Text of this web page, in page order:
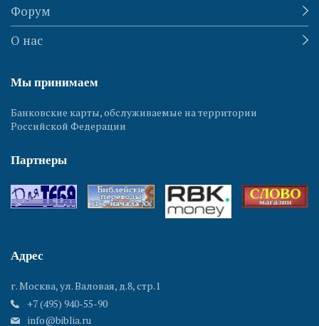
Форум
О нас
Мы принимаем
Банковские карты, обслуживаемые на территории
Российской Федерации
Партнеры
Адрес
г. Москва, ул. Валовая, д.8, стр.1
+7 (495) 940-55-90
info@biblia.ru